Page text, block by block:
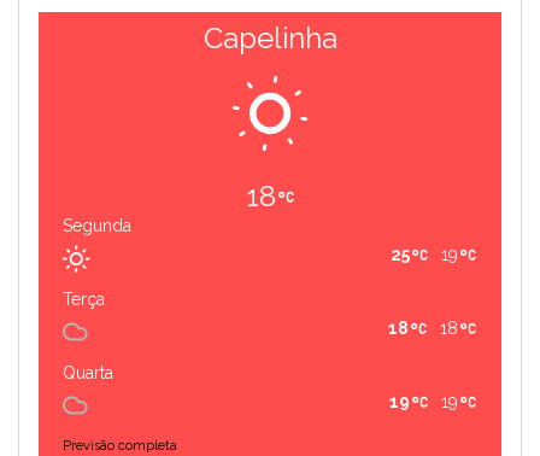
Capelinha
18
Segunda
19
25
Terça
18
18
Quarta
19
19
Previsão completa